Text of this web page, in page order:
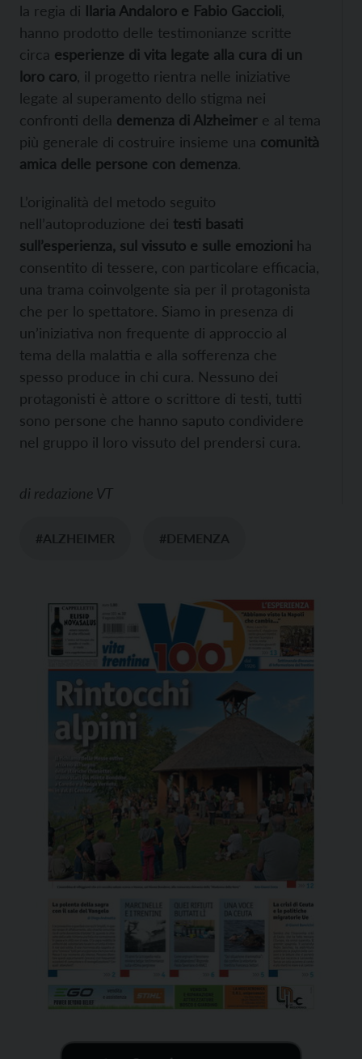
la regia di Ilaria Andaloro e Fabio Gaccioli
hanno prodotto delle testimonianze scritte
circa esperienze di vita legate alla cura di un
loro caro , il progetto rientra nelle iniziative
legate al superamento dello stigma nei
confronti della demenza di Alzheimer e al tema
più generale di costruire insieme una comunità
amica delle persone con demenza.
L’originalità del metodo seguito
nell’autoproduzione dei testi basati
sull’esperienza, sul vissuto e sulle emozioni ha
consentito di tessere, con particolare efficacia,
una trama coinvolgente sia per il protagonista
che per lo spettatore. Siamo in presenza di
un’iniziativa non frequente di approccio al
tema della malattia e alla sofferenza che
spesso produce in chi cura. Nessuno dei
protagonisti è attore o scrittore di testi, tutti
sono persone che hanno saputo condividere
nel gruppo il loro vissuto del prendersi cura.
di redazione VT
#ALZHEIMER #DEMENZA